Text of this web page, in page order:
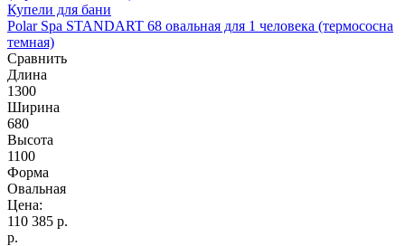
Купели для бани
Polar Spa STANDART 68 овальная для 1 человека (термососна
темная)
Сравнить
Длина
1300
Ширина
680
Высота
1100
Форма
Овальная
Цена:
110 385 р.
р.